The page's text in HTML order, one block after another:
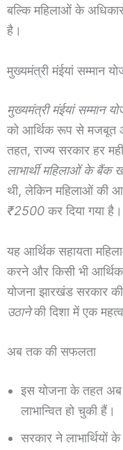
बल्कि महिलाओं के
है।
मुख्यमंत्री मंईयां सम्मान
मुख्यमंत्री मंईयां सम्मान
को आर्थिक रूप से मजबूत
तहत, राज्य सरकार हर
लाभार्थी महिलाओं के बैंक
थी, लेकिन महिलाओं की
₹2500कर दिया गया है।
यह आर्थिक सहायता
करने और किसी भी
योजना झारखंड सरकार
उठानेकी दिशा में एक
अब तक की सफलता
इस योजना के तहत
लाभान्वित हो चुकी हैं।
सरकार ने लाभार्थियों